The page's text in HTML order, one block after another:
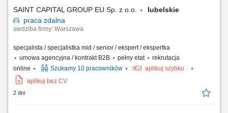
SAINT CAPITAL GROUP EU Sp. z o.o.
lubelskie
praca zdalna
siedziba firmy: Warszawa
specjalista / specjalistka mid / senior / ekspert / ekspertka
umowa agencyjna / kontrakt B2B
pełny etat
rekrutacja
online
Szukamy 10 pracowników
aplikuj szybko
aplikuj bez CV
2 dni